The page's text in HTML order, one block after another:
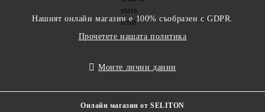
Нашият онлайн магазин е 100% съобразен с GDPR.
Прочетете нашата политика
Моите лични данни
Онлайн магазин от SELITON